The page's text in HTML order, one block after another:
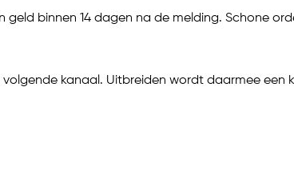
geld binnen 14 dagen na de melding. Schone
kanaal. Uitbreiden wordt daarmee een